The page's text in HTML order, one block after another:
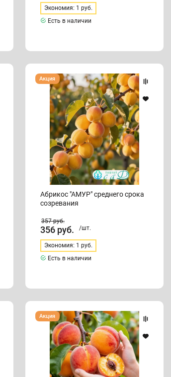
Экономия: 1 руб.
Есть в наличии
Абрикос
"АМУР"
среднего
срока
созревания
Абрикос "АМУР" среднего срока
созревания
Акция
357руб.
356 руб. /шт.
Экономия: 1 руб.
Есть в наличии
Абрикос
"БУРЕВЕСТНИК"
среднеранний,
самоплодный
Акция